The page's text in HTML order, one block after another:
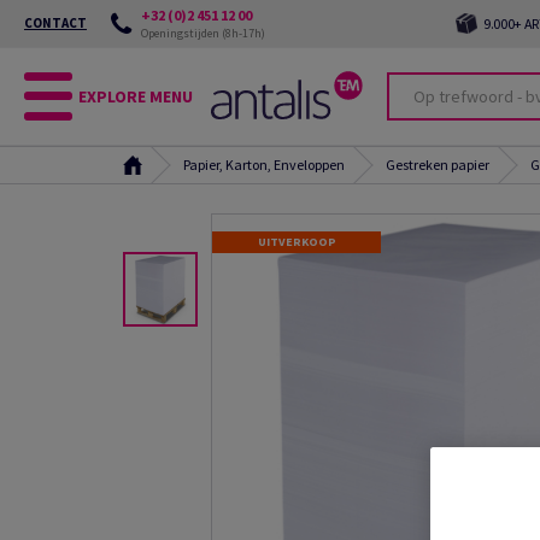
CONTACT +32 (0)2 451 12 00
Openingstijden (8h-17h) 9.000+
EXPLORE MENU
Papier, Karton, Enveloppen Gestreken papier
UITVERKOOP